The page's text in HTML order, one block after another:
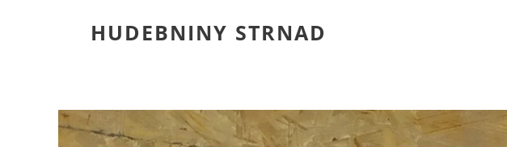
HUDEBNINY STRNAD